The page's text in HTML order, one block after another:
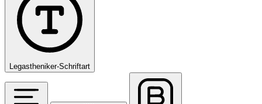
Legastheniker-Schriftart